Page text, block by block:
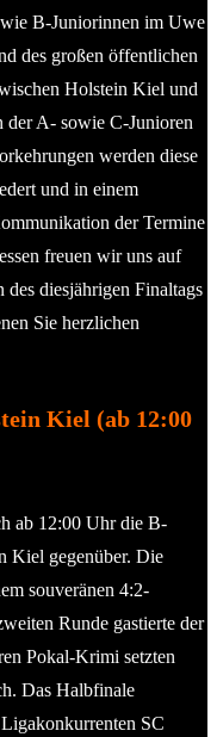
B-Juniorinnen im Uwe
des großen öffentlichen
Holstein Kiel und
A- sowie C-Junioren
werden diese
und in einem
der Termine
freuen wir uns auf
diesjährigen Finaltags
Sie herzlichen
Kiel (ab 12:00
ab 12:00 Uhr die B-
Kiel gegenüber. Die
souveränen 4:2-
Runde gastierte der
Pokal-Krimi setzten
Das Halbfinale
SC